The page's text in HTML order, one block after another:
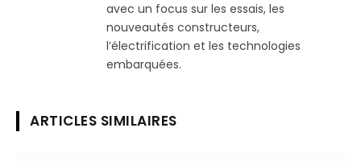
avec un focus sur les essais, les
nouveautés constructeurs,
l’électrification et les technologies
embarquées.
ARTICLES SIMILAIRES